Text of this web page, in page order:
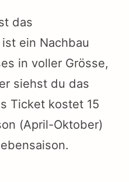
das
ein Nachbau
in voller Grösse,
siehst du das
Ticket kostet 15
(April-Oktober)